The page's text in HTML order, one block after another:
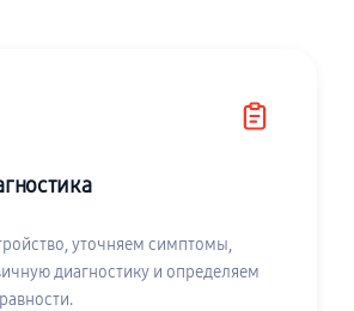
уточняем симптомы,
диагностику и определяем